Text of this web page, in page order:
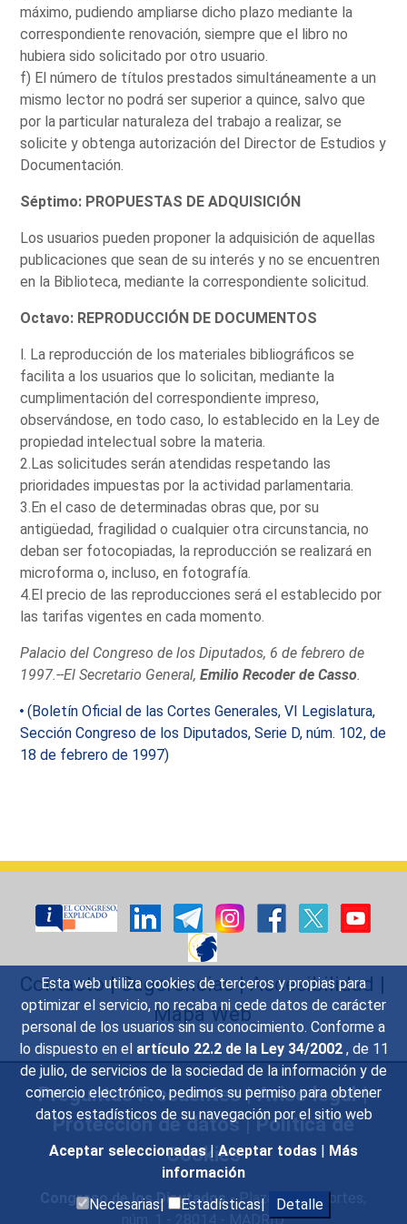
Esta web utiliza cookies de terceros y propias para
optimizar el servicio, no recaba ni cede datos de carácter
personal de los usuarios sin su conocimiento. Conforme a
lo dispuesto en el artículo 22.2 de la Ley 34/2002 , de 11
de julio, de servicios de la sociedad de la información y de
comercio electrónico, pedimos su permiso para obtener
datos estadísticos de su navegación por el sitio web
Aceptar seleccionadas | Aceptar todas | Más
información
Necesarias|
Estadísticas| Detalle
máximo, pudiendo ampliarse dicho plazo mediante la
correspondiente renovación, siempre que el libro no
hubiera sido solicitado por otro usuario.
f) El número de títulos prestados simultáneamente a un
mismo lector no podrá ser superior a quince, salvo que
por la particular naturaleza del trabajo a realizar, se
solicite y obtenga autorización del Director de Estudios y
Documentación.
Séptimo: PROPUESTAS DE ADQUISICIÓN
Los usuarios pueden proponer la adquisición de aquellas
publicaciones que sean de su interés y no se encuentren
en la Biblioteca, mediante la correspondiente solicitud.
Octavo: REPRODUCCIÓN DE DOCUMENTOS
l. La reproducción de los materiales bibliográficos se
facilita a los usuarios que lo solicitan, mediante la
cumplimentación del correspondiente impreso,
observándose, en todo caso, lo establecido en la Ley de
propiedad intelectual sobre la materia.
2.Las solicitudes serán atendidas respetando las
prioridades impuestas por la actividad parlamentaria.
3.En el caso de determinadas obras que, por su
antigüedad, fragilidad o cualquier otra circunstancia, no
deban ser fotocopiadas, la reproducción se realizará en
microforma o, incluso, en fotografía.
4.El precio de las reproducciones será el establecido por
las tarifas vigentes en cada momento.
Palacio del Congreso de los Diputados, 6 de febrero de
1997.--El Secretario General,Emilio Recoder de Casso.
(Boletín Oficial de las Cortes Generales, VI Legislatura,
Sección Congreso de los Diputados, Serie D, núm. 102, de
18 de febrero de 1997)
Contacto|Sugerencias|Accesibilidad |
Mapa Web
Preguntas Frecuentes|Aviso legal|
Protección de datos|Política de
Cookies
Congreso de los Diputados- Plaza de las Cortes,
núm. 1 - 28014 - MADRID